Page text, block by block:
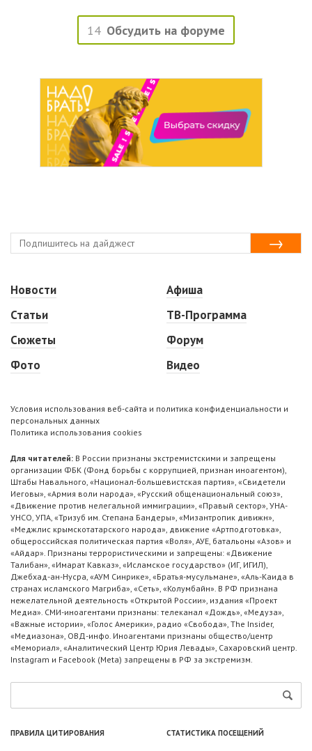
14 Обсудить на форуме
Новости
Статьи
Сюжеты
Фото
Афиша
ТВ-Программа
Форум
Видео
Условия использования веб-сайта и политика конфиденциальности и
персональных данных
Политика использования cookies
Для читателей: В России признаны экстремистскими и запрещены
организации ФБК (Фонд борьбы с коррупцией, признан иноагентом),
Штабы Навального, «Национал-большевистская партия», «Свидетели
Иеговы», «Армия воли народа», «Русский общенациональный союз»,
«Движение против нелегальной иммиграции», «Правый сектор», УНА-
УНСО, УПА, «Тризуб им. Степана Бандеры», «Мизантропик дивижн»,
«Меджлис крымскотатарского народа», движение «Артподготовка»,
общероссийская политическая партия «Воля», АУЕ, батальоны «Азов» и
«Айдар». Признаны террористическими и запрещены: «Движение
Талибан», «Имарат Кавказ», «Исламское государство» (ИГ, ИГИЛ),
Джебхад-ан-Нусра, «АУМ Синрике», «Братья-мусульмане», «Аль-Каида в
странах исламского Магриба», «Сеть», «Колумбайн». В РФ признана
нежелательной деятельность «Открытой России», издания «Проект
Медиа». СМИ-иноагентами признаны: телеканал «Дождь», «Медуза»,
«Важные истории», «Голос Америки», радио «Свобода», The Insider,
«Медиазона», ОВД-инфо. Иноагентами признаны общество/центр
«Мемориал», «Аналитический Центр Юрия Левады», Сахаровский центр.
Instagram и Facebook (Metа) запрещены в РФ за экстремизм.
ПРАВИЛА ЦИТИРОВАНИЯ СТАТИСТИКА ПОСЕЩЕНИЙ